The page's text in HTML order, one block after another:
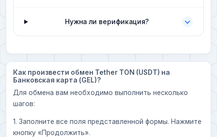
Нужна ли верификация?
Как произвести обмен Tether TON (USDT) на
Банковская карта (GEL)?
Для обмена вам необходимо выполнить несколько
шагов:
1. Заполните все поля представленной формы. Нажмите
кнопку «Продолжить».